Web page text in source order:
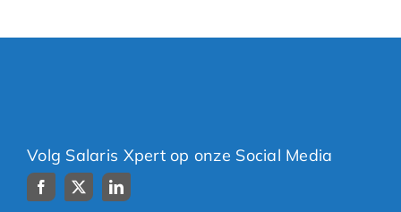
Volg Salaris Xpert op onze Social Media